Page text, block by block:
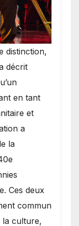
distinction,
décrit
en tant
et
a
la
Ces deux
commun
la culture,